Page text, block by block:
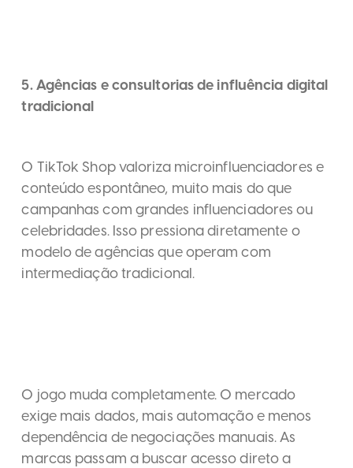
5. Agências e consultorias de influência digital
tradicional
O TikTok Shop valoriza microinfluenciadores e
conteúdo espontâneo, muito mais do que
campanhas com grandes influenciadores ou
celebridades. Isso pressiona diretamente o
modelo de agências que operam com
intermediação tradicional.
O jogo muda completamente. O mercado
exige mais dados, mais automação e menos
dependência de negociações manuais. As
marcas passam a buscar acesso direto a